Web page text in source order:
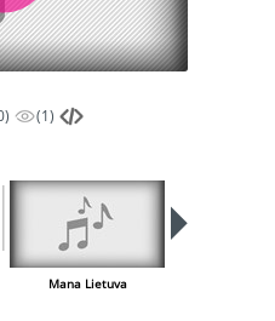
(1)
Mana Lietuva